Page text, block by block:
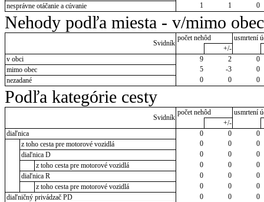
nesprávne otáčanie a cúvanie
1 1 0
Nehody podľa miesta - v/mimo obec
Svidník
počet nehôd
usmrtení
+/-
v obci
9 2
0
mimo obec
5 -3
0
nezadané
0 0 0
Podľa kategórie cesty
Svidník
počet nehôd
usmrtení
+/-
diaľnica
0 0
0
z toho cesta pre motorové vozidlá
0 0
0
diaľnica D
0 0
0
z toho cesta pre motorové vozidlá
0 0
0
diaľnica R
0 0
0
z toho cesta pre motorové vozidlá
0 0
0
diaľničný privádzač PD
0 0
0